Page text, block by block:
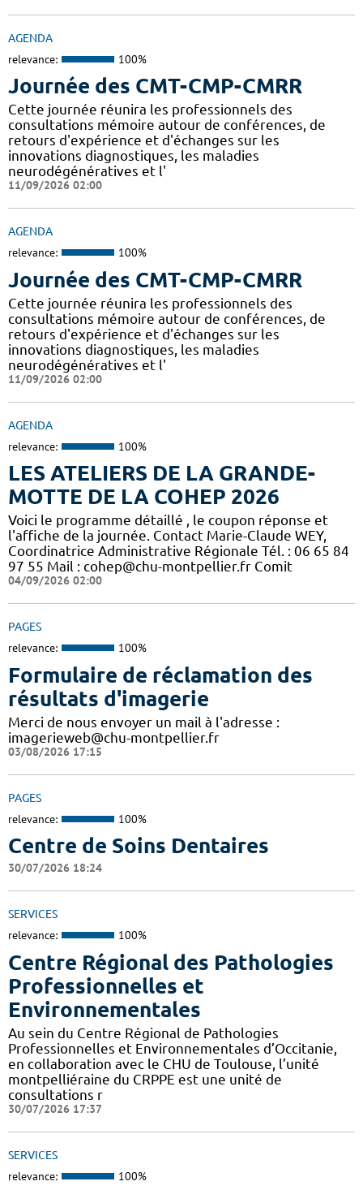
AGENDA
relevance: 100%
Journée des CMT-CMP-CMRR
Cette journée réunira les professionnels des
consultations mémoire autour de conférences, de
retours d'expérience et d'échanges sur les
innovations diagnostiques, les maladies
neurodégénératives et l'
11/09/2026 02:00
AGENDA
relevance: 100%
Journée des CMT-CMP-CMRR
Cette journée réunira les professionnels des
consultations mémoire autour de conférences, de
retours d'expérience et d'échanges sur les
innovations diagnostiques, les maladies
neurodégénératives et l'
11/09/2026 02:00
AGENDA
relevance: 100%
LES ATELIERS DE LA GRANDE-
MOTTE DE LA COHEP 2026
Voici le programme détaillé , le coupon réponse et
l'affiche de la journée. Contact Marie-Claude WEY,
Coordinatrice Administrative Régionale Tél. : 06 65 84
97 55 Mail : cohep@chu-montpellier.fr Comit
04/09/2026 02:00
PAGES
relevance: 100%
Formulaire de réclamation des
résultats d'imagerie
Merci de nous envoyer un mail à l'adresse :
imagerieweb@chu-montpellier.fr
03/08/2026 17:15
PAGES
relevance: 100%
Centre de Soins Dentaires
30/07/2026 18:24
SERVICES
relevance: 100%
Centre Régional des Pathologies
Professionnelles et
Environnementales
Au sein du Centre Régional de Pathologies
Professionnelles et Environnementales d’Occitanie,
en collaboration avec le CHU de Toulouse, l’unité
montpelliéraine du CRPPE est une unité de
consultations r
30/07/2026 17:37
SERVICES
relevance: 100%